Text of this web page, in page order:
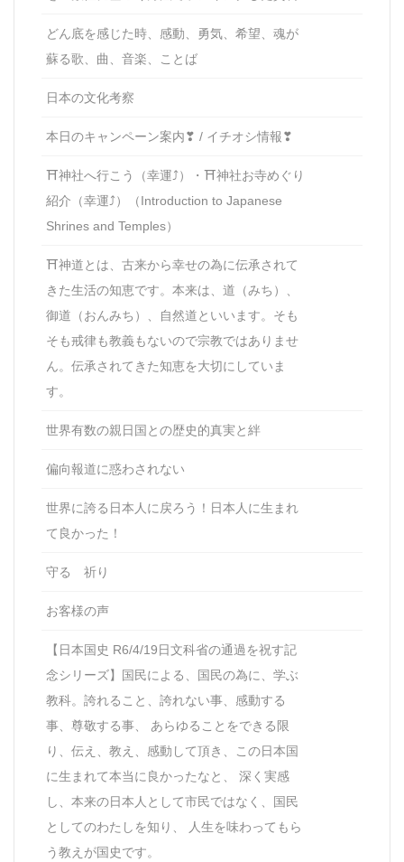
どん底を感じた時、感動、勇気、希望、魂が
蘇る歌、曲、音楽、ことば
日本の文化考察
本日のキャンペーン案内❣ / イチオシ情報❣
⛩神社へ行こう（幸運⤴）・⛩神社お寺めぐり
紹介（幸運⤴）（Introduction to Japanese
Shrines and Temples）
⛩神道とは、古来から幸せの為に伝承されて
きた生活の知恵です。本来は、道（みち）、
御道（おんみち）、自然道といいます。そも
そも戒律も教義もないので宗教ではありませ
ん。伝承されてきた知恵を大切にしていま
す。
世界有数の親日国との歴史的真実と絆
偏向報道に惑わされない
世界に誇る日本人に戻ろう！日本人に生まれ
て良かった！
守る 祈り
お客様の声
【日本国史 R6/4/19日文科省の通過を祝す記
念シリーズ】国民による、国民の為に、学ぶ
教科。誇れること、誇れない事、感動する
事、尊敬する事、 あらゆることをできる限
り、伝え、教え、感動して頂き、この日本国
に生まれて本当に良かったなと、 深く実感
し、本来の日本人として市民ではなく、国民
としてのわたしを知り、 人生を味わってもら
う教えが国史です。